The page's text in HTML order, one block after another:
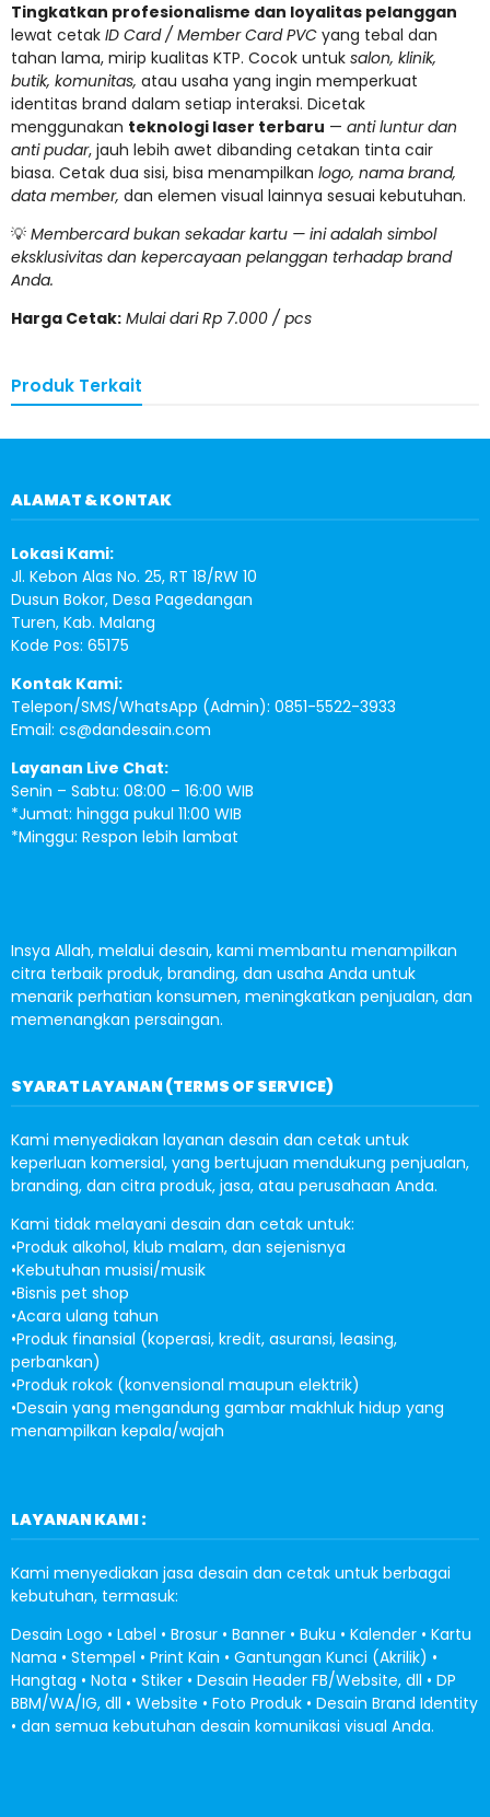
Tingkatkan profesionalisme dan loyalitas pelanggan
lewat cetak ID Card / Member Card PVC yang tebal dan
tahan lama, mirip kualitas KTP. Cocok untuk salon, klinik,
butik, komunitas, atau usaha yang ingin memperkuat
identitas brand dalam setiap interaksi. Dicetak
menggunakan teknologi laser terbaru — anti luntur dan
anti pudar, jauh lebih awet dibanding cetakan tinta cair
biasa. Cetak dua sisi, bisa menampilkan logo, nama brand,
data member, dan elemen visual lainnya sesuai kebutuhan.
💡 Membercard bukan sekadar kartu — ini adalah simbol
eksklusivitas dan kepercayaan pelanggan terhadap brand
Anda.
Harga Cetak: Mulai dari Rp 7.000 / pcs
Produk Terkait
ALAMAT & KONTAK
Lokasi Kami:
Jl. Kebon Alas No. 25, RT 18/RW 10
Dusun Bokor, Desa Pagedangan
Turen, Kab. Malang
Kode Pos: 65175
Kontak Kami:
Telepon/SMS/WhatsApp (Admin): 0851-5522-3933
Email: cs@dandesain.com
Layanan Live Chat:
Senin – Sabtu: 08:00 – 16:00 WIB
*Jumat: hingga pukul 11:00 WIB
*Minggu: Respon lebih lambat
Insya Allah, melalui desain, kami membantu menampilkan
citra terbaik produk, branding, dan usaha Anda untuk
menarik perhatian konsumen, meningkatkan penjualan, dan
memenangkan persaingan.
SYARAT LAYANAN (TERMS OF SERVICE)
Kami menyediakan layanan desain dan cetak untuk
keperluan komersial, yang bertujuan mendukung penjualan,
branding, dan citra produk, jasa, atau perusahaan Anda.
Kami tidak melayani desain dan cetak untuk:
•Produk alkohol, klub malam, dan sejenisnya
•Kebutuhan musisi/musik
•Bisnis pet shop
•Acara ulang tahun
•Produk finansial (koperasi, kredit, asuransi, leasing,
perbankan)
•Produk rokok (konvensional maupun elektrik)
•Desain yang mengandung gambar makhluk hidup yang
menampilkan kepala/wajah
LAYANAN KAMI :
Kami menyediakan jasa desain dan cetak untuk berbagai
kebutuhan, termasuk:
Desain Logo • Label • Brosur • Banner • Buku • Kalender • Kartu
Nama • Stempel • Print Kain • Gantungan Kunci (Akrilik) •
Hangtag • Nota • Stiker • Desain Header FB/Website, dll • DP
BBM/WA/IG, dll • Website • Foto Produk • Desain Brand Identity
• dan semua kebutuhan desain komunikasi visual Anda.